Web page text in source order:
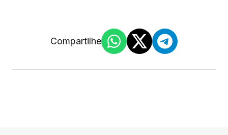
Compartilhe